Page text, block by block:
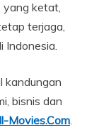
yang ketat,
terjaga,
Indonesia.
kandungan
bisnis dan
Movies.Com